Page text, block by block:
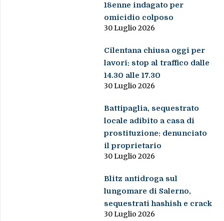
18enne indagato per
omicidio colposo
30 Luglio 2026
Cilentana chiusa oggi per
lavori: stop al traffico dalle
14.30 alle 17.30
30 Luglio 2026
Battipaglia, sequestrato
locale adibito a casa di
prostituzione: denunciato
il proprietario
30 Luglio 2026
Blitz antidroga sul
lungomare di Salerno,
sequestrati hashish e crack
30 Luglio 2026